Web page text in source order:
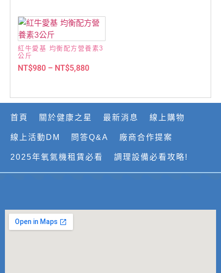
紅牛愛基 均衡配方營養素3
公斤
NT$980 – NT$5,880
首頁 關於健康之星 最新消息 線上購物
線上活動DM 問答Q&A 廠商合作提案
2025年氧氣機租賃必看 調理設備必看攻略!